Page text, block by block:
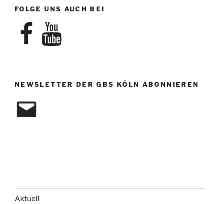
FOLGE UNS AUCH BEI
FacebookYouTube
NEWSLETTER DER GBS KÖLN ABONNIEREN
E-
Mail
Aktuell